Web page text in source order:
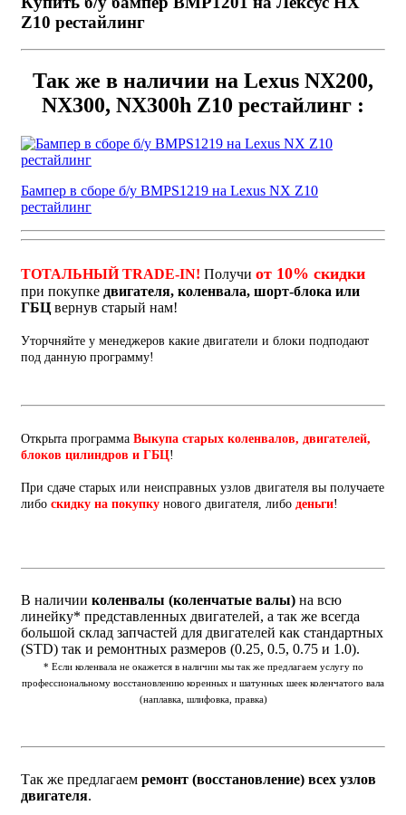
Z10 рестайлинг
Так же в наличии на Lexus NX200,
NX300, NX300h Z10 рестайлинг :
Бампер в сборе б/у BMPS1219 на Lexus NX Z10
рестайлинг
ТОТАЛЬНЫЙ TRADE-IN! Получи от 10% скидки
при покупке двигателя, коленвала, шорт-блока или
ГБЦ вернув старый нам!
Уторчняйте у менеджеров какие двигатели и блоки подподают
под данную программу!
Открыта программа Выкупа старых коленвалов, двигателей,
блоков цилиндров и ГБЦ!
При сдаче старых или неисправных узлов двигателя вы получаете
либо скидку на покупку нового двигателя, либо деньги!
В наличии коленвалы (коленчатые валы) на всю
линейку* представленных двигателей, а так же всегда
большой склад запчастей для двигателей как стандартных
(STD) так и ремонтных размеров (0.25, 0.5, 0.75 и 1.0).
* Если коленвала не окажется в наличии мы так же предлагаем услугу по
профессиональному восстановлению коренных и шатунных шеек коленчатого вала
(наплавка, шлифовка, правка)
Так же предлагаем ремонт (восстановление) всех узлов
двигателя.